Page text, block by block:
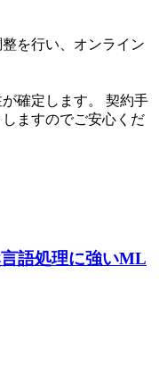
を行い、オンライン
確定します。 契約手
ますのでご安心くだ
言語処理に強いML